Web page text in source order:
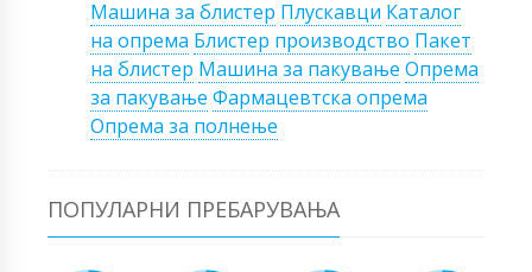
Машина за блистер Плускавци Каталог
на опрема Блистер производство Пакет
на блистер Машина за пакување Опрема
за пакување Фармацевтска опрема
Опрема за полнење
ПОПУЛАРНИ ПРЕБАРУВАЊА